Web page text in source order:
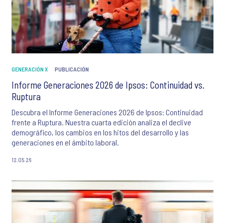
GENERACIÓN X PUBLICACIÓN
Informe Generaciones 2026 de Ipsos: Continuidad vs.
Ruptura
Descubra el Informe Generaciones 2026 de Ipsos: Continuidad
frente a Ruptura. Nuestra cuarta edición analiza el declive
demográfico, los cambios en los hitos del desarrollo y las
generaciones en el ámbito laboral.
12.05.26